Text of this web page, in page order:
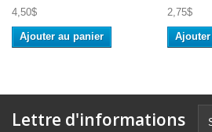
4,50$
Ajouter au panier
2,75$
Lettre d'informations